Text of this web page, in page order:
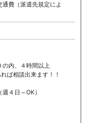
費（派遣先規定によ
内、４時間以上
ば相談出来ます！！
４日～OK）